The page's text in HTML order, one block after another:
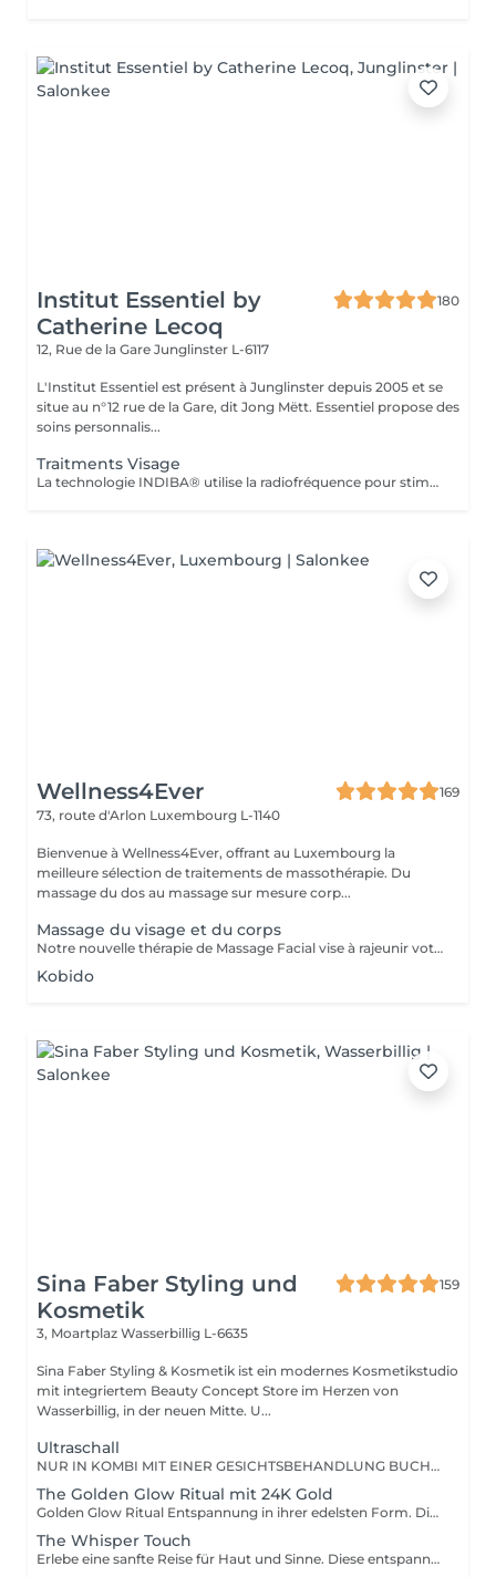
Institut Essentiel by
Catherine Lecoq
180
12, Rue de la Gare Junglinster L-6117
L'Institut Essentiel est présent à Junglinster depuis 2005 et se
situe au n°12 rue de la Gare, dit Jong Mëtt. Essentiel propose des
soins personnalis...
Traitments Visage
La technologie INDIBA® utilise la radiofréquence pour stimuler les cellules à travers les 3 couches de la peau. Dans le but de raffermir, rajeunir et revitaliser la peau de l'intérieur. Séance après séance la structure et la qualité de la peau s'améliorent. Les défaux et imperfections s'atténuent pour révéler une peau hydratée en profondeur, un musculature plus tonique et une peau plus lisse et ferme. INDIBA® joue un rôle essentiel dans l'équilibre des fonctions de la peau. Ainsi le peau est renforcée. Le traitement est idéal pour toutes celles et ceux qui souhaitent un soin qui apporte une réelle efficacité de longue durée. INDIBA surpasse tout ce que vous avez connu jusqu'à présent et bousculera vos habitudes esthétiques. Rajeunir et se sentir bien naturellement résume ce qui vous attend. Le traitement est plus efficace en cure de 6 séances, à raison de 2-3 séances par semaine (résultats rapides garantis). Nous proposons un forfait de 12 séances valable 1an à p.de la date d'achat avec une remise immédiate de 15%. Le forfait est payable en une seule fois. IMPORTANT: Ne convient pas pendant la grossesse, n'est pas compatibles avec le pacemaker et personnes souffrant d'hypertensions grave. (consulter son médecin le cas échéant)
Wellness4Ever
169
73, route d'Arlon Luxembourg L-1140
Bienvenue à Wellness4Ever, offrant au Luxembourg la
meilleure sélection de traitements de massothérapie. Du
massage du dos au massage sur mesure corp...
Massage du visage et du corps
Notre nouvelle thérapie de Massage Facial vise à rajeunir votre peau et vous donner une apparence jeune et éclatante qui vous permettra de vous sentir relaxé, rafraîchi et plein de vie. Un massage facial régulier peut améliorer la circulation et relaxer les muscles faciaux, soulageant les tensions du visage et autour des yeux tout en améliorant la texture, le relâchement de la peau et les rides. Il a été également démontré qu'il soulage la pression des sinus, et qu'il peut même aider à lutter contre l'acné tenace. Tous ces bienfaits peuvent déboucher sur des traits de visages plus éclatants et revigorés, qui vous permettront de vous sentir aussi jeune que vous en avez l'air.
Kobido
Sina Faber Styling und
Kosmetik
159
3, Moartplaz Wasserbillig L-6635
Sina Faber Styling & Kosmetik ist ein modernes Kosmetikstudio
mit integriertem Beauty Concept Store im Herzen von
Wasserbillig, in der neuen Mitte. U...
Ultraschall
NUR IN KOMBI MIT EINER GESICHTSBEHANDLUNG BUCHBAR! Mit unserem bewährten Ultraschallgerät kannst du deiner Haut eine Extraportion Pflege gönnen! Durch sanfte Ultraschallwellen werden Wirkstoffe tiefer in die Haut eingeschleust für sichtbar straffere, regenerierte Haut. Gleichzeitig wirkt die integrierte Lichttherapie mit rotem, blauem oder grünem Licht gezielt gegen Fältchen, Unreinheiten oder Rötungen. Der Zellstoffwechsel wird aktiviert, die Haut beruhigt und der Teint wirkt frisch, gesund und strahlend. Dieses Extra kannst du individuell zu jeder Gesichtsbehandlung dazu buchen für noch intensivere Ergebnisse.
The Golden Glow Ritual mit 24K Gold
Golden Glow Ritual Entspannung in ihrer edelsten Form. Diese Behandlung ist eine luxuriöse Auszeit für alle Sinne entschleunigend, nährend und von Kopf bis Dekolleté wohltuend. Das Highlight: Eine 24 Karat Blattgoldmaske, die sanft mit der Haut verschmilzt und während einer langen, entspannenden Massage ihre ganze Wirkung entfaltet. Die Haut wird durchwärmt, durchblutet, gestärkt und erhält einen feinen, goldenen Glow. Ablauf des Rituals: Sanfte Doppelreinigung mit Aromatherapie Enzympeeling, aufgetragen mit einer Pinselmassage-Technik Anwendung der 24 Karat Goldmaske das zarte Blattgold wird aufgelegt und in einer ausführlichen Massage einmassiert Anschließend: gezielte Anti Aging Wirkstoffversorgung & Abschlusspflege Dein Ergebnis: Eine seidig glatte, beruhigte und gestärkte Haut Ein warmer, natürlicher Glow Tiefes Wohlgefühl und Loslassen vom Alltag Perfekt auch als Geschenk geeignet.
The Whisper Touch
Erlebe eine sanfte Reise für Haut und Sinne. Diese entspannende Behandlung kombiniert individuell abgestimmte Massage- und Pflegetechniken für Gesicht, Dekolleté, Schultern & Hände. Weiche Bewegungen, fließende Übergänge und eine besondere Art der Achtsamkeit lassen dich tief entspannen während deine Haut auf die sanfteste Art regeneriert. Wir wählen intuitiv, was dir in diesem Moment guttut: Pinsel, Steine, Tools oder einfach Hände sorgen für maximale Entspannung und gepflegte Haut. Ablauf der Behandlung: Sanfte Doppelreinigung mit wohltuenden Texturen und Gerüchen Leichtes, individuell angepasstes Peeling Tiefenentspannung durch gezielte Tools wie: Pinselmassage, Gua Sha, Roller, Kopfmassagegriffe, klassische Gesichtsmassage Beruhigende Maske Abschlusspflege mit hochwertigen Wirkstoffen Dein Ergebnis: Sichtbare Frische in deinem Teint Entspannte Gesichtszüge Innere Ruhe von außen fühlbar Whisper Touch sanfte Pflege mit Tiefe. Für dein Gesicht. Für dein Gefühl.